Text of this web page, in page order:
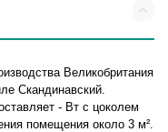
Великобритания
Скандинавский.
- Вт с цоколем
помещения около 3 м².